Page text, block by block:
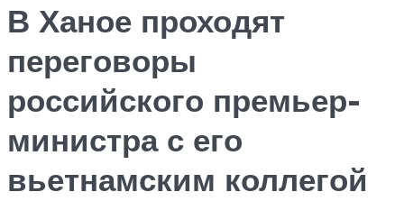
В Ханое проходят
переговоры
российского премьер-
министра с его
вьетнамским коллегой